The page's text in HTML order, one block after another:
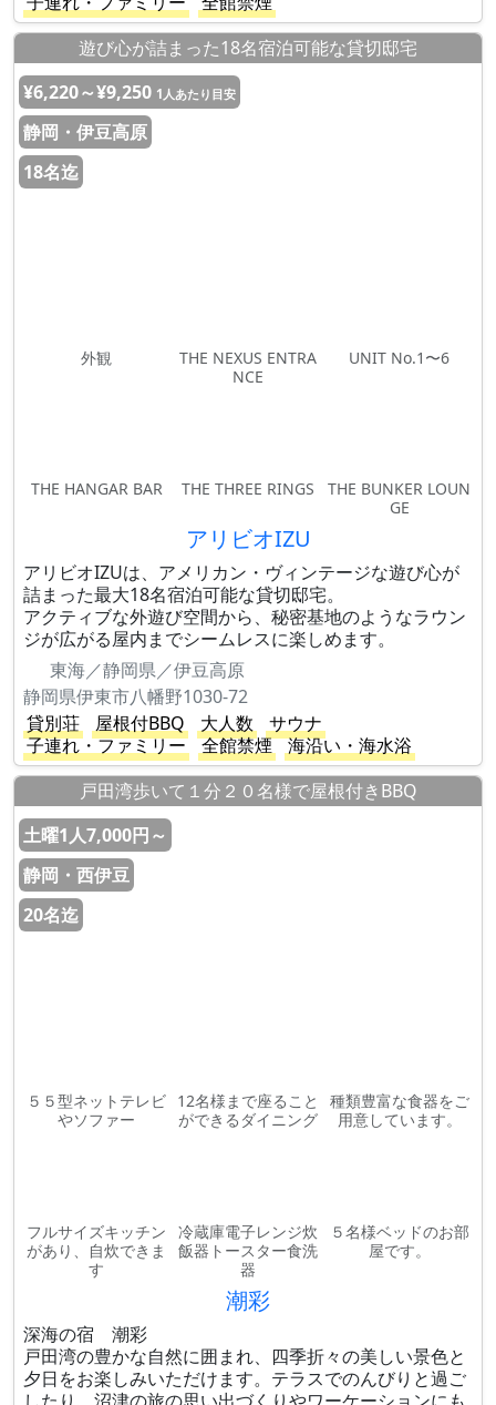
遊び心が詰まった18名宿泊可能な貸切邸宅
¥6,220～¥9,250 1人あたり目安
静岡・伊豆高原
18名迄
外観
THE NEXUS ENTRA
NCE
UNIT No.1〜6
THE HANGAR BAR THE THREE RINGS
THE BUNKER LOUN
GE
アリビオIZU
アリビオIZUは、アメリカン・ヴィンテージな遊び心が
詰まった最大18名宿泊可能な貸切邸宅。
アクティブな外遊び空間から、秘密基地のようなラウン
ジが広がる屋内までシームレスに楽しめます。
東海／静岡県／伊豆高原
静岡県伊東市八幡野1030-72
貸別荘
屋根付BBQ 大人数
サウナ
子連れ・ファミリー
全館禁煙
海沿い・海水浴
戸田湾歩いて１分２０名様で屋根付きBBQ
土曜1人7,000円～
静岡・西伊豆
20名迄
５５型ネットテレビ
やソファー
12名様まで座ること
ができるダイニング
種類豊富な食器をご
用意しています。
フルサイズキッチン
があり、自炊できま
す
冷蔵庫電子レンジ炊
飯器トースター食洗
器
５名様ベッドのお部
屋です。
潮彩
深海の宿 潮彩
戸田湾の豊かな自然に囲まれ、四季折々の美しい景色と
夕日をお楽しみいただけます。テラスでのんびりと過ご